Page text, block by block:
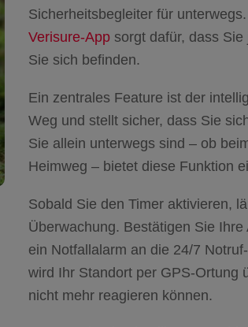
Sicherheitsbegleiter für unterwegs
Verisure-App sorgt dafür, dass
Sie sich befinden.
Ein zentrales Feature ist der
Weg und stellt sicher, dass Sie
Sie allein unterwegs sind – ob
Heimweg – bietet diese Funktion
Sobald Sie den Timer aktivieren,
Überwachung. Bestätigen Sie
ein Notfallalarm an die 24/7
wird Ihr Standort per GPS-Ortung
nicht mehr reagieren können.